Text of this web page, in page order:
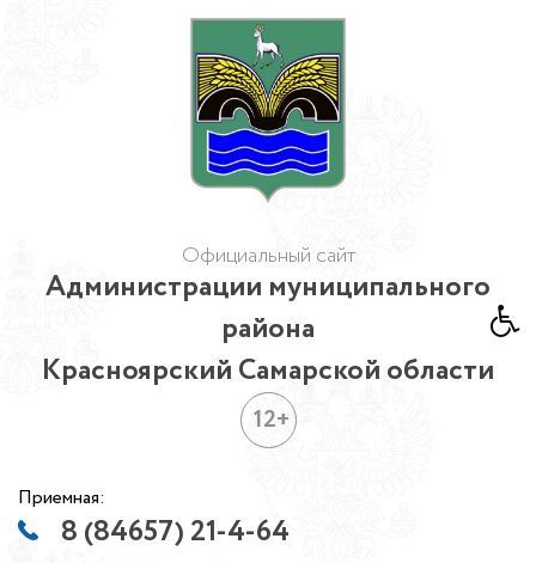
Официальный сайт
Администрации муниципального
района
Красноярский Самарской области
12+
Приемная:
8 (84657) 21-4-64